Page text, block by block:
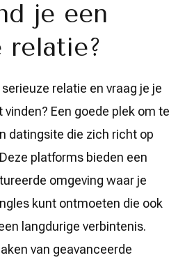
je een
relatie?
relatie en vraag je je
vinden? Een goede plek om te
datingsite die zich richt op
platforms bieden een
omgeving waar je
kunt ontmoeten die ook
langdurige verbintenis.
van geavanceerde